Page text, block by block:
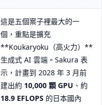
這是五個案子裡最大的一
個，重點是擴充
**Koukaryoku（高火力）**
生成式 AI 雲端。Sakura 表
示，計畫到 2028 年 3 月前
建出約 10,000 顆 GPU 、約
18.9 EFLOPS 的日本國內